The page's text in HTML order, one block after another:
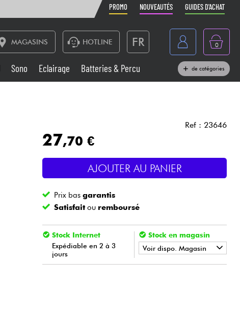
PROMO NOUVEAUTÉS GUIDES D'ACHAT
MAGASINS HOTLINE FR
Belgique
België
Nederland
0
Sono
Vents
Câbles & Access.
Sono Eclairage
Batteries & Percu
de catégories
Ref : 23646
27,70 €
AJOUTER AU PANIER
Prix basgarantis
Satisfaitou remboursé
Stock Internet
Expédiable en 2 à 3
jours
Stock en magasin
Voir dispo. Magasin
•